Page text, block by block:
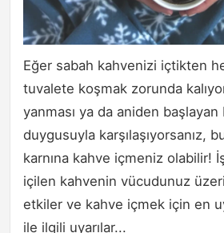
Eğer sabah kahvenizi içtikten
tuvalete koşmak zorunda
yanması ya da aniden
duygusuyla karşılaşıyorsanız,
karnına kahve içmeniz olabilir!
içilen kahvenin vücudunuz
etkiler ve kahve içmek için en
ile ilgili uyarılar...